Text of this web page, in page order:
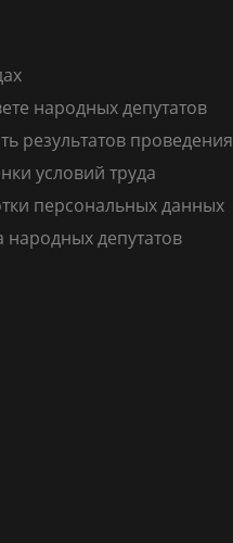
народных депутатов
результатов проведения
условий труда
персональных данных
народных депутатов